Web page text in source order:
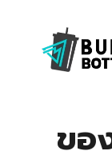
content
ขอ